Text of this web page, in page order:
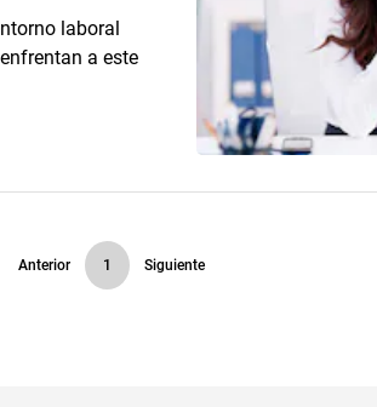
laboral
a este
Anterior 1 Siguiente